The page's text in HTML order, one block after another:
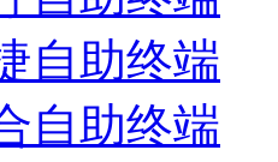
自助终端
自助终端